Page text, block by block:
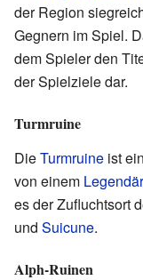
der Region
Gegnern im Spiel.
dem Spieler den
der Spielziele dar.
Turmruine
DieTurmruine ist
von einem
es der Zufluchtsort
und Suicune.
Alph-Ruinen